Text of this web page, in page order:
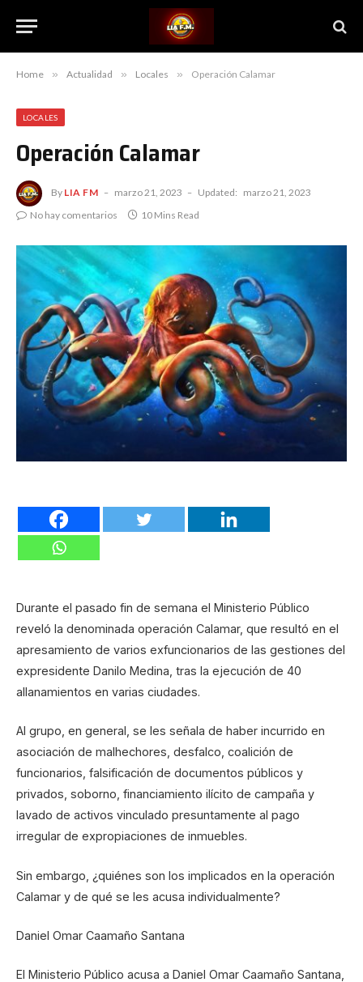
Home » Actualidad » Locales » Operación Calamar
LOCALES
Operación Calamar
By LIA FM marzo 21, 2023 Updated: marzo 21, 2023
No hay comentarios
10 Mins Read
Durante el pasado fin de semana el Ministerio Público
reveló la denominada operación Calamar, que resultó en el
apresamiento de varios exfuncionarios de las gestiones del
expresidente Danilo Medina, tras la ejecución de 40
allanamientos en varias ciudades.
Al grupo, en general, se les señala de haber incurrido en
asociación de malhechores, desfalco, coalición de
funcionarios, falsificación de documentos públicos y
privados, soborno, financiamiento ilícito de campaña y
lavado de activos vinculado presuntamente al pago
irregular de expropiaciones de inmuebles.
Sin embargo, ¿quiénes son los implicados en la operación
Calamar y de qué se les acusa individualmente?
Daniel Omar Caamaño Santana
El Ministerio Público acusa a Daniel Omar Caamaño Santana,